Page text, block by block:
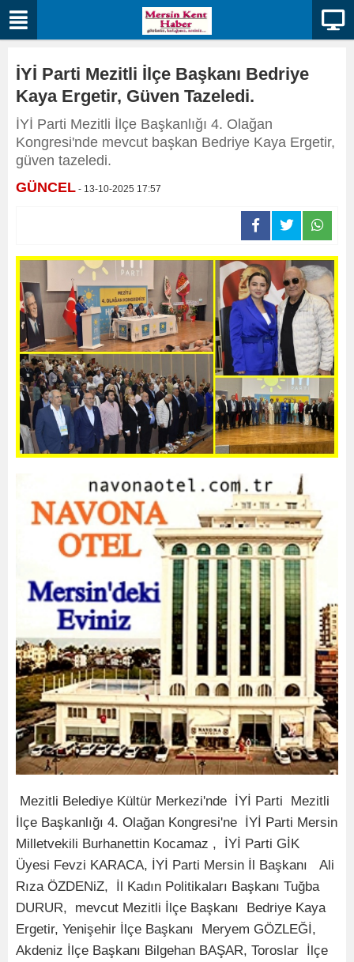
İYİ Parti Mezitli İlçe Başkanı Bedriye
Kaya Ergetir, Güven Tazeledi.
İYİ Parti Mezitli İlçe Başkanlığı 4. Olağan
Kongresi'nde mevcut başkan Bedriye Kaya Ergetir,
güven tazeledi.
GÜNCEL - 13-10-2025 17:57
Mezitli Belediye Kültür Merkezi'nde İYİ Parti Mezitli
İlçe Başkanlığı 4. Olağan Kongresi'ne İYİ Parti Mersin
Milletvekili Burhanettin Kocamaz , İYİ Parti GİK
Üyesi Fevzi KARACA, İYİ Parti Mersin İl Başkanı Ali
Rıza ÖZDENiZ, İl Kadın Politikaları Başkanı Tuğba
DURUR, mevcut Mezitli İlçe Başkanı Bedriye Kaya
Ergetir, Yenişehir İlçe Başkanı Meryem GÖZLEĞİ,
Akdeniz İlçe Başkanı Bilgehan BAŞAR, Toroslar İlçe